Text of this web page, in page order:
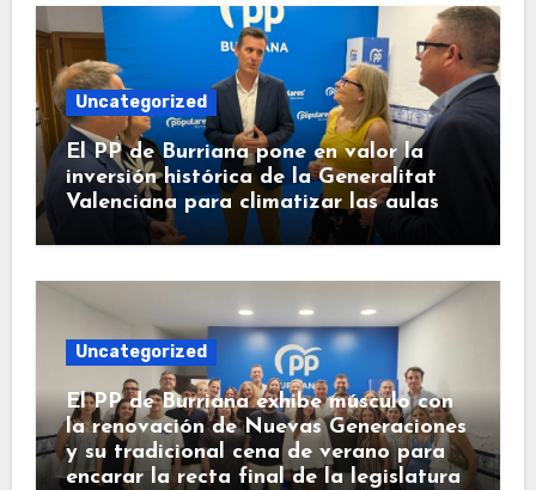
Uncategorized
El PP de Burriana pone en valor la
inversión histórica de la Generalitat
Valenciana para climatizar las aulas
Uncategorized
El PP de Burriana exhibe músculo con
la renovación de Nuevas Generaciones
y su tradicional cena de verano para
encarar la recta final de la legislatura